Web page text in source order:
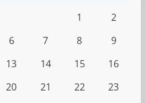
1
2
6 7 8
9
13 14 15
16
20 21 22
23